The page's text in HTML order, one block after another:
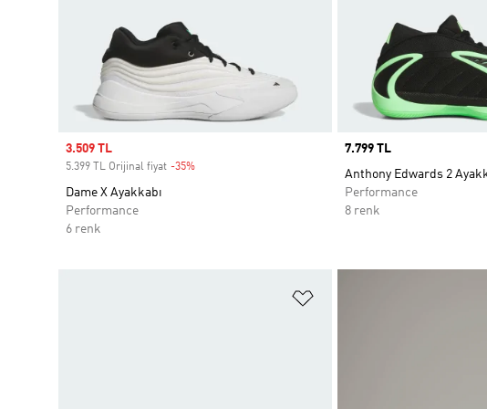
Sale price
3.509 TL
5.399 TL Orijinal fiyat -35%
Dame X Ayakkabı
Performance
6 renk
Price
7.799 TL
Anthony Edwards 2
Performance
8 renk